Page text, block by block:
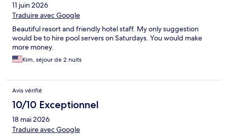
11 juin 2026
Traduire avec Google
Beautiful resort and friendly hotel staff. My only suggestion
would be to hire pool servers on Saturdays. You would make
more money.
Kim, séjour de 2 nuits
Avis vérifié
10/10 Exceptionnel
18 mai 2026
Traduire avec Google